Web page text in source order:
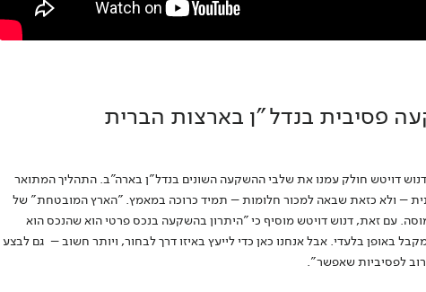
פסיבית בנדל"ן בארצות הברית
דויטש חולק עמנו את שלבי ההשקעה השונים בנדל"ן בארה"ב. התהליך המתואר
– ולא כזאת שבאה למכור חלומות – תמיד כרוכה במאמץ. "הארץ המובטחת" של
עם זאת, דנוש דויטש מוסיף כי "היתרון בהשקעה בנכס פרטי הוא שהנכס הוא
באופן בלעדי. אבל אנחנו כאן כדי לייעץ באיזו דרך לבחור, ויותר חשוב – גם לבצע
לפסיביות שאפשר".